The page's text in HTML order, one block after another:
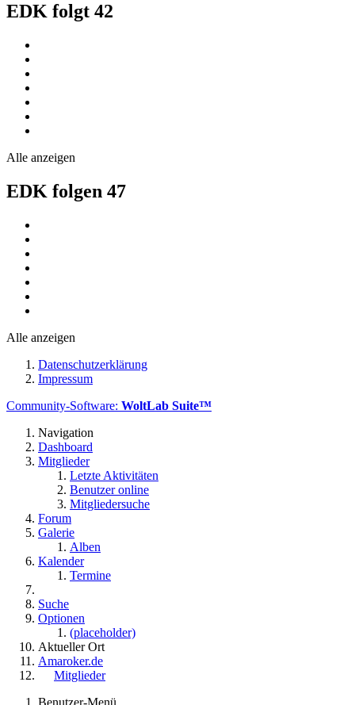
EDK folgt 42
Alle anzeigen
EDK folgen 47
Alle anzeigen
Datenschutzerklärung
Impressum
Community-Software: WoltLab Suite™
Navigation
Dashboard
Mitglieder
Letzte Aktivitäten
Benutzer online
Mitgliedersuche
Forum
Galerie
Alben
Kalender
Termine
Suche
Optionen
(placeholder)
Aktueller Ort
Amaroker.de
Mitglieder